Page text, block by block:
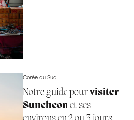
Corée du Sud
Notre guide pourvisiter
Suncheonet ses